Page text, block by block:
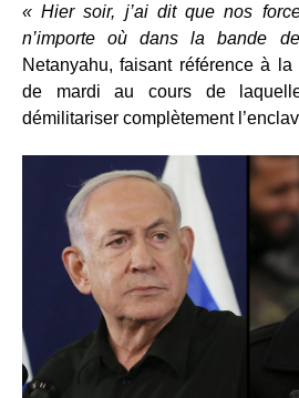
« Hier soir, j’ai dit que nos
n’importe où dans la bande
Netanyahu, faisant référence à
de mardi au cours de
démilitariser complètement